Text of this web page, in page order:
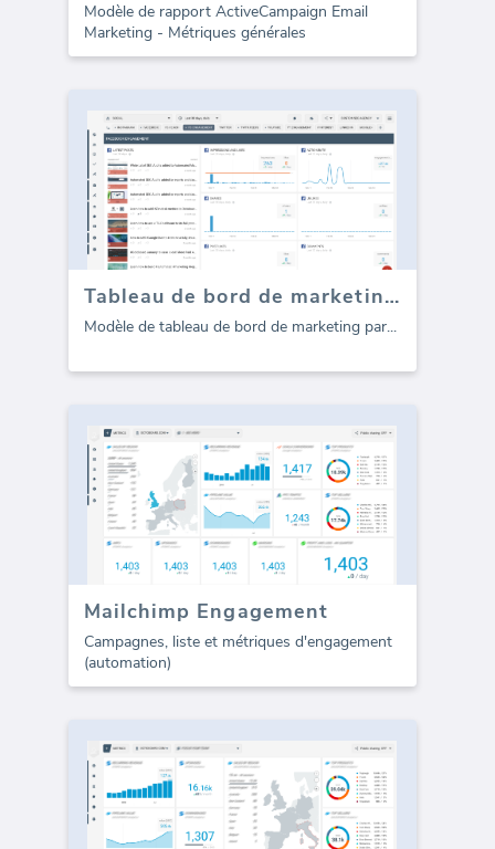
Modèle de rapport ActiveCampaign Email
Marketing - Métriques générales
Tableau de bord de marketing par courrier électronique CampaignMonitor
Modèle de tableau de bord de marketing par...
Mailchimp Engagement
Campagnes, liste et métriques d'engagement
(automation)